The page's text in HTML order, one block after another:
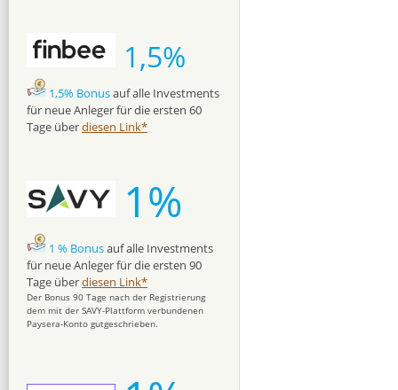
1,5%
1,5% Bonusauf alle Investments
für neue Anleger für die ersten 60
Tage überdiesen Link*
1%
1 % Bonusauf alle Investments
für neue Anleger für die ersten 90
Tage überdiesen Link*
Der Bonus 90 Tage nach der Registrierung
dem mit der SAVY-Plattform verbundenen
Paysera-Konto gutgeschrieben.